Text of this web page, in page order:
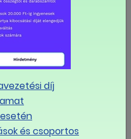
követelnek a
díj
és csoportos